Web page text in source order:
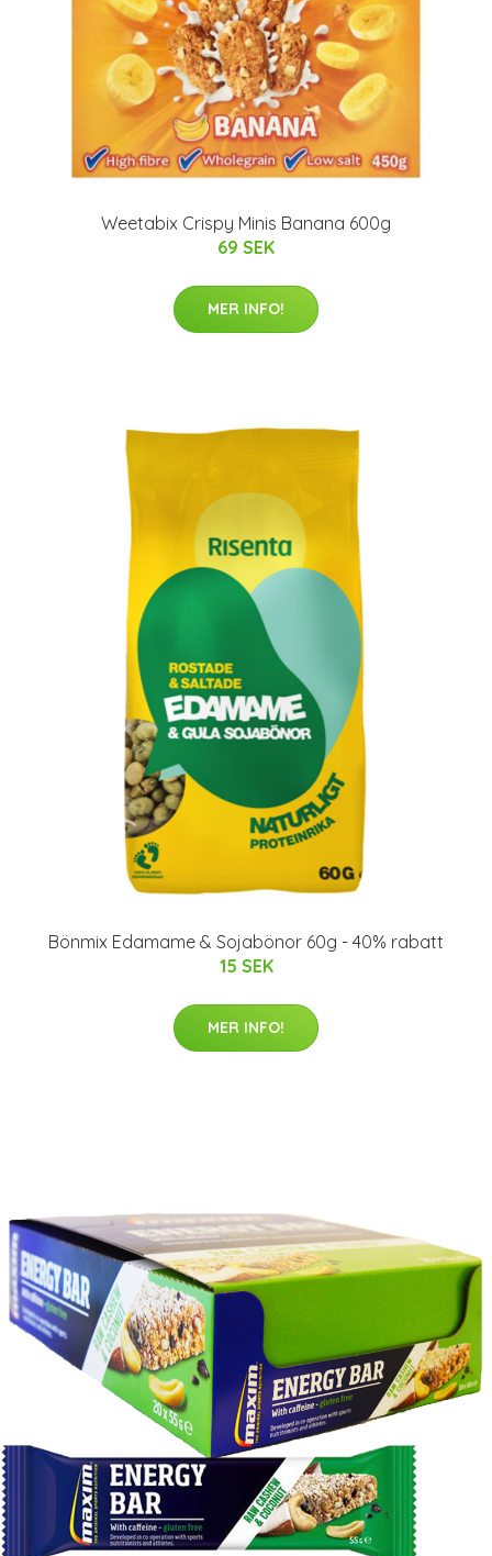
Weetabix Crispy Minis Banana 600g
69 SEK
MER INFO!
Bönmix Edamame & Sojabönor 60g - 40% rabatt
15 SEK
MER INFO!